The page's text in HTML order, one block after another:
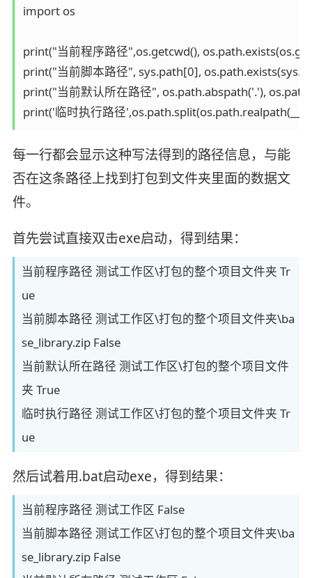
import os
print("当前程序路径",os.getcwd(),
print("当前脚本路径", sys.path[0],
print("当前默认所在路径", os.path.abspath('.'),
print('临时执行路径
每一行都会显示这种写法得到的路径信息，与能
否在这条路径上找到打包到文件夹里面的数据文
件。
首先尝试直接双击exe启动，得到结果：
当前程序路径 测试工作区\打包的整个项目文件夹 Tr
ue
当前脚本路径 测试工作区\打包的整个项目文件夹\ba
se_library.zip False
当前默认所在路径 测试工作区\打包的整个项目文件
夹 True
临时执行路径 测试工作区\打包的整个项目文件夹 Tr
ue
然后试着用.bat启动exe，得到结果：
当前程序路径 测试工作区 False
当前脚本路径 测试工作区\打包的整个项目文件夹\ba
se_library.zip False